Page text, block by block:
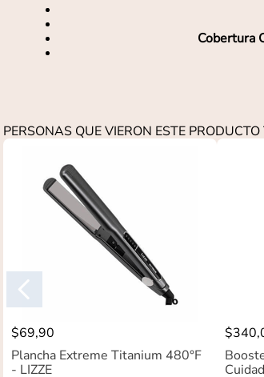
Cobertura
PERSONAS QUE VIERON ESTE
$69,90
Plancha Extreme Titanium 480°F
- LIZZE
$340,